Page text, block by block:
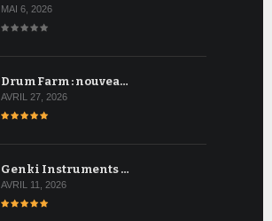
MAI 6, 2026
Drum Farm : nouvea…
AVRIL 27, 2026
Genki Instruments …
AVRIL 11, 2026